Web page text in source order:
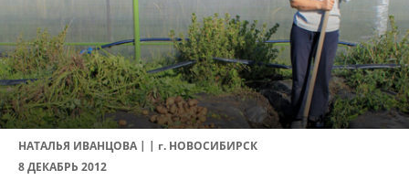
НАТАЛЬЯ ИВАНЦОВА | | г. НОВОСИБИРСК
8 ДЕКАБРЬ 2012